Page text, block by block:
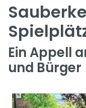
Ein Appell
und Bürger